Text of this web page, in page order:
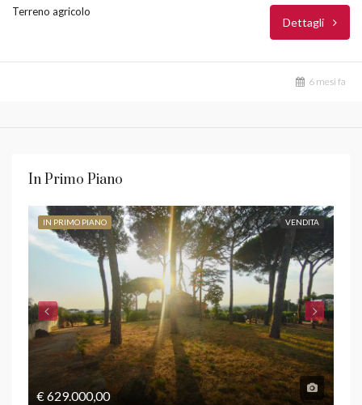
Terreno agricolo
Dettagli
6 mesi fa
In Primo Piano
IN PRIMO PIANO VENDITA
€ 629.000,00